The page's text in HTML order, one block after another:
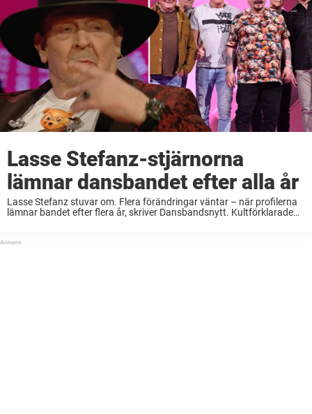
Lasse Stefanz-stjärnorna
lämnar dansbandet efter alla år
Lasse Stefanz stuvar om. Flera förändringar väntar – när profilerna
lämnar bandet efter flera år, skriver Dansbandsnytt. Kultförklarade